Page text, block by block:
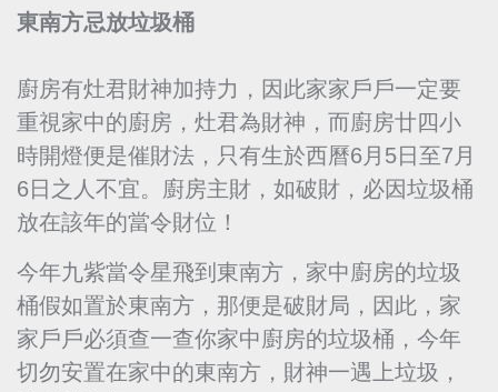
東南方忌放垃圾桶
廚房有灶君財神加持力，因此家家戶戶一定要
重視家中的廚房，灶君為財神，而廚房廿四小
時開燈便是催財法，只有生於西曆6月5日至7月
6日之人不宜。廚房主財，如破財，必因垃圾桶
放在該年的當令財位！
今年九紫當令星飛到東南方，家中廚房的垃圾
桶假如置於東南方，那便是破財局，因此，家
家戶戶必須查一查你家中廚房的垃圾桶，今年
切勿安置在家中的東南方，財神一遇上垃圾，